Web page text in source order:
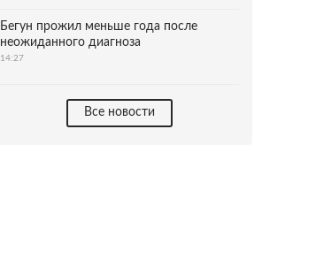
Бегун прожил меньше года после
неожиданного диагноза
14:27
Все новости